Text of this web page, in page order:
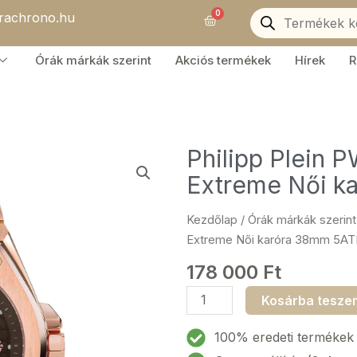
0Kosár
Products
search
Órák márkák szerint Akciós termékek Hírek
Philipp Plein
Extreme Női
Kezdőlap / Órák márkák szerint
Extreme Női karóra 38mm
178 000 Ft
Philipp
Plein
PWJAA0522
Kosárba
100% eredeti termékek